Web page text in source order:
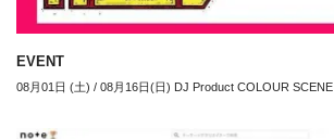
EVENT
08月01日 (土) / 08月16日(日) DJ Product COLOUR SCENE